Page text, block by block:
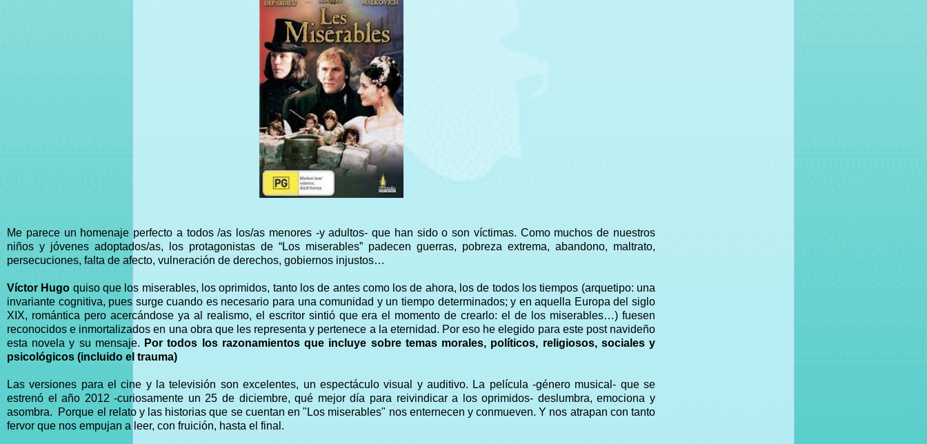
Me parece un homenaje perfecto a todos /as los/as menores -y adultos- que han sido o son víctimas. Como muchos de nuestros
niños y jóvenes adoptados/as, los protagonistas de “Los miserables” padecen guerras, pobreza extrema, abandono, maltrato,
persecuciones, falta de afecto, vulneración de derechos, gobiernos injustos…
Víctor Hugo quiso que los miserables, los oprimidos, tanto los de antes como los de ahora, los de todos los tiempos (arquetipo: una
invariante cognitiva, pues surge cuando es necesario para una comunidad y un tiempo determinados; y en aquella Europa del siglo
XIX, romántica pero acercándose ya al realismo, el escritor sintió que era el momento de crearlo: el de los miserables…) fuesen
reconocidos e inmortalizados en una obra que les representa y pertenece a la eternidad. Por eso he elegido para este post navideño
esta novela y su mensaje. Por todos los razonamientos que incluye sobre temas morales, políticos, religiosos, sociales y
psicológicos (incluido el trauma)
Las versiones para el cine y la televisión son excelentes, un espectáculo visual y auditivo. La película -género musical- que se
estrenó el año 2012 -curiosamente un 25 de diciembre, qué mejor día para reivindicar a los oprimidos- deslumbra, emociona y
asombra. Porque el relato y las historias que se cuentan en "Los miserables" nos enternecen y conmueven. Y nos atrapan con tanto
fervor que nos empujan a leer, con fruición, hasta el final.